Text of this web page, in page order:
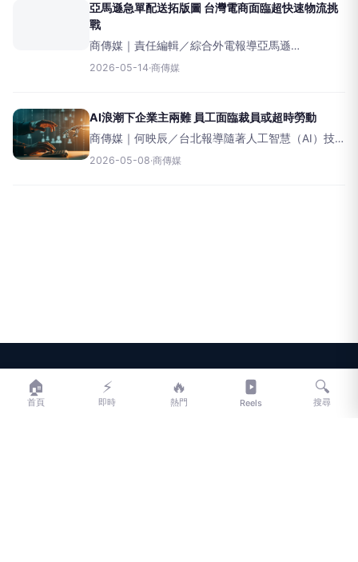
亞馬遜急單配送拓版圖 台灣電商面臨超快速物流挑
戰
商傳媒｜責任編輯／綜合外電報導亞馬遜
（Amazon）於週二宣布，將其「AmazonNow」30
等地。
2026-05-14·商傳媒
AI浪潮下企業主兩難 員工面臨裁員或超時勞動
商傳媒｜何映辰／台北報導隨著人工智慧（AI）技
術的快速發展，企業高層正陷入一項艱難的決策困
2026-05-08·商傳媒
LIFE
LIFE 生活網是台灣領先的生活資訊平台，提供即時新聞、生活、健康、
🏠
首頁
⚡
即時
🔥
熱門 Reels
🔍
搜尋